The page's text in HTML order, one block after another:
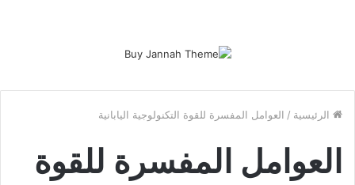
الرئيسية / العوامل المفسرة للقوة التكنولوجية اليابانية
العوامل المفسرة للقوة